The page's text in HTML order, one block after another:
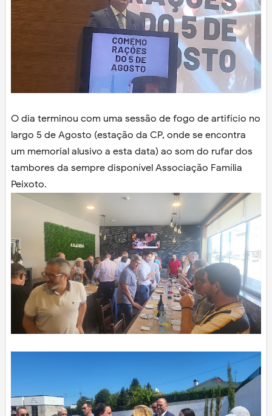
O dia terminou com uma sessão de fogo de artifício no
largo 5 de Agosto (estação da CP, onde se encontra
um memorial alusivo a esta data) ao som do rufar dos
tambores da sempre disponível Associação Família
Peixoto.